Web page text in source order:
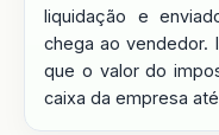
liquidação e
chega ao vendedor.
que o valor do
caixa da empresa